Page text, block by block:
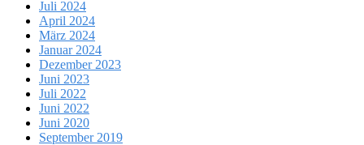
Juli 2024
April 2024
März 2024
Januar 2024
Dezember 2023
Juni 2023
Juli 2022
Juni 2022
Juni 2020
September 2019